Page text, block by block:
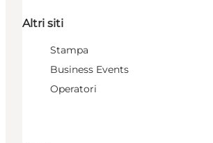
Altri siti
Stampa
Business Events
Operatori